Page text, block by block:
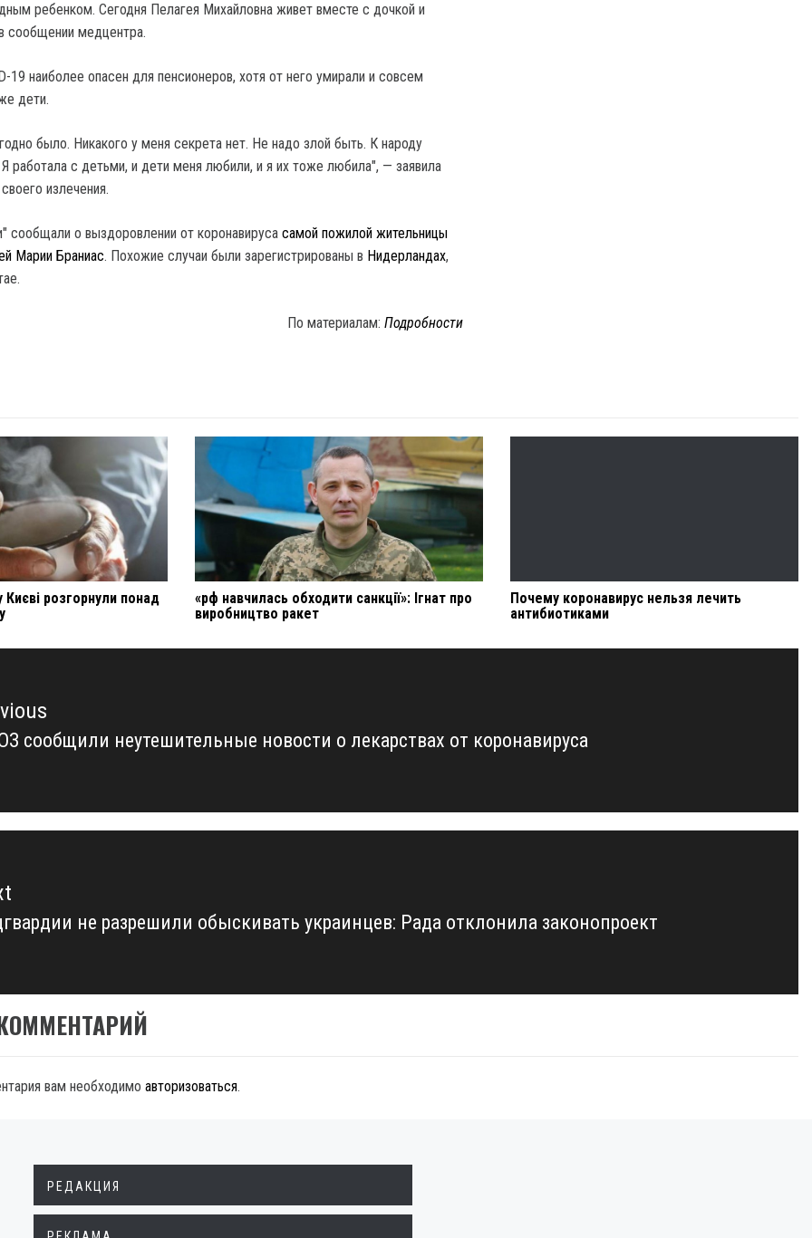
ребенком. Сегодня Пелагея Михайловна живет вместе с дочкой и
сообщении медцентра.
19 наиболее опасен для пенсионеров, хотя от него умирали и совсем
дети.
было. Никакого у меня секрета нет. Не надо злой быть. К народу
работала с детьми, и дети меня любили, и я их тоже любила", — заявила
излечения.
сообщали о выздоровлении от коронавируса самой пожилой жительницы
Марии Браниас. Похожие случаи были зарегистрированы в Нидерландах,
По материалам:Подробности
Києві розгорнули понад
«рф навчилась обходити санкції»: Ігнат про
виробництво ракет
Почему коронавирус нельзя лечить
антибиотиками
сообщили неутешительные новости о лекарствах от коронавируса
не разрешили обыскивать украинцев: Рада отклонила законопроект
вам необходимо авторизоваться.
РЕДАКЦИЯ